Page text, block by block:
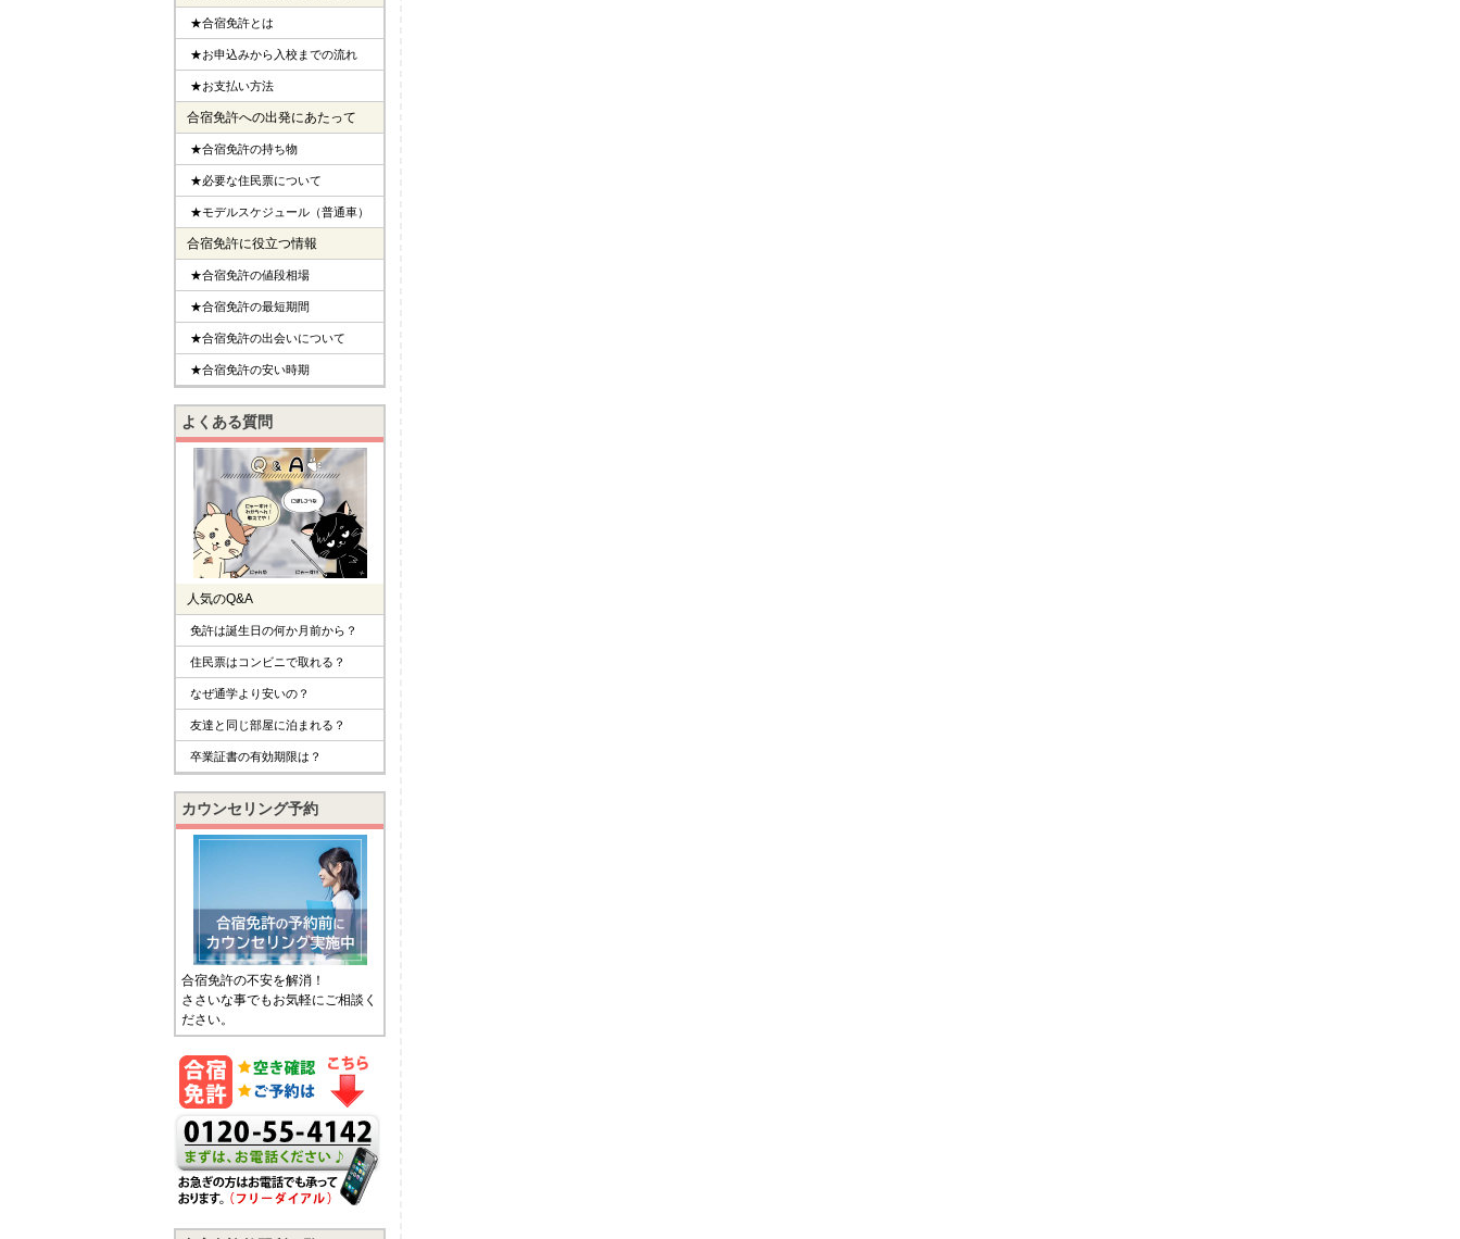
★合宿免許とは
★お申込みから入校までの流れ
★お支払い方法
合宿免許への出発にあたって
★合宿免許の持ち物
★必要な住民票について
★モデルスケジュール（普通車）
合宿免許に役立つ情報
★合宿免許の値段相場
★合宿免許の最短期間
★合宿免許の出会いについて
★合宿免許の安い時期
よくある質問
人気のQ&A
免許は誕生日の何か月前から？
住民票はコンビニで取れる？
なぜ通学より安いの？
友達と同じ部屋に泊まれる？
卒業証書の有効期限は？
カウンセリング予約
合宿免許の不安を解消！
ささいな事でもお気軽にご相談く
ださい。